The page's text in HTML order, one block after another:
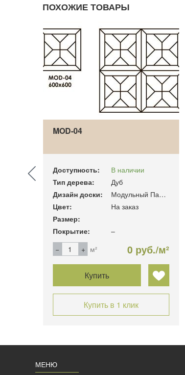
ПОХОЖИЕ ТОВАРЫ
MOD-04
Доступность:
В наличии
Тип дерева:
Дуб
Дизайн доски:
Модульный Паркет
Цвет:
На заказ
Размер:
Покрытие:
–
м²
0 руб./м²
Купить
Купить в 1 клик
МЕНЮ